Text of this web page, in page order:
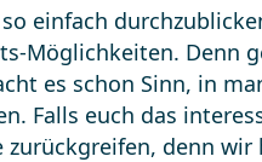
einfach
Möglichkeiten. Denn
es schon Sinn, in
Falls euch das
zurückgreifen, denn